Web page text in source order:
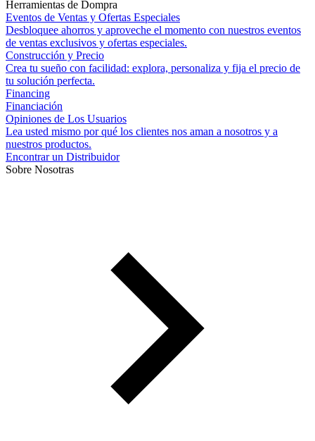
Herramientas de Dompra
Eventos de Ventas y Ofertas Especiales
Desbloquee ahorros y aproveche el momento con nuestros eventos
de ventas exclusivos y ofertas especiales.
Construcción y Precio
Crea tu sueño con facilidad: explora, personaliza y fija el precio de
tu solución perfecta.
Financing
Financiación
Opiniones de Los Usuarios
Lea usted mismo por qué los clientes nos aman a nosotros y a
nuestros productos.
Encontrar un Distribuidor
Sobre Nosotras